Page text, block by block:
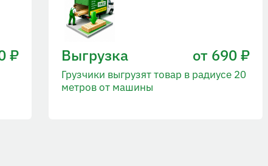
₽ Выгрузка от 690 ₽
Грузчики выгрузят товар в радиусе 20
метров от машины